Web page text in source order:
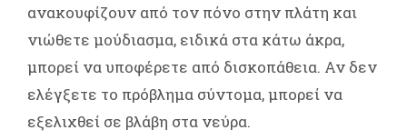
ανακουφίζουν από τον πόνο στην πλάτη και
νιώθετε μούδιασμα, ειδικά στα κάτω άκρα,
μπορεί να υποφέρετε από δισκοπάθεια. Αν δεν
ελέγξετε το πρόβλημα σύντομα, μπορεί να
εξελιχθεί σε βλάβη στα νεύρα.